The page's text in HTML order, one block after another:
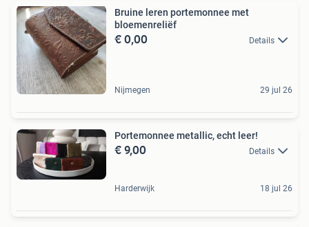
Bruine leren portemonnee met
bloemenreliëf
€ 0,00 Details
Nijmegen 29 jul 26
Portemonnee metallic, echt leer!
€ 9,00 Details
Harderwijk 18 jul 26